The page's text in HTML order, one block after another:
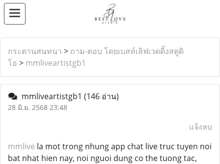
กระดานสนทนา > ถาม-ตอบ โดยเบสท์เลิฟเวดดิ้งสตูดิ
โอ > mmliveartistgb1
mmliveartistgb1 (146 อ่าน)
28 มิ.ย. 2568 23:48
แจ้งลบ
mmlive la mot trong nhung app chat live truc tuyen noi
bat nhat hien nay, noi nguoi dung co the tuong tac,